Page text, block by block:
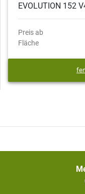
EVOLUTION 152
Preis ab
Fläche